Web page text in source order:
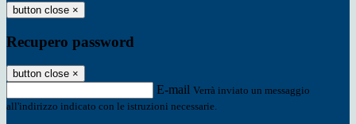
button close ×
Recupero password
button close ×
E-mail Verrà inviato un messaggio
all'indirizzo indicato con le istruzioni necessarie.